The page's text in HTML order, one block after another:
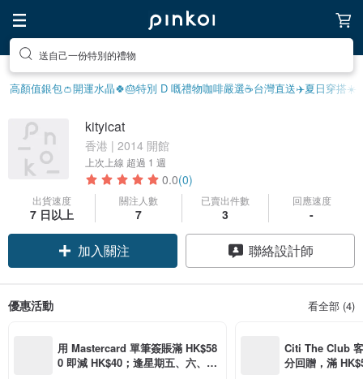
送自己一份特別的禮物
高顏值銀包👛開運水晶🍀🎂特別 D 嘅禮物咖啡嚴選☕️台灣直送✈️夏日穿搭☀️
kityicat
香港 | 2014 開館
上次上線 超過 1 週
0.0(0)
出貨速度
7 日以上
關注人數
7
已賣出件數
3
回應速度
-
加入關注 聯絡設計師
優惠活動 看全部 (4)
用 Mastercard 單筆簽賬滿 HK$58
0 即減 HK$40；逢星期五、六、日
Citi The Club
分回贈，滿